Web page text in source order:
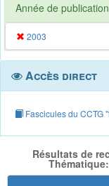
Année de publication
2003
Accès direct
Fascicules du CCTG
Résultats de